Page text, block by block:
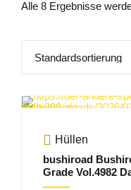
Alle 8 Ergebnisse
Hüllen
bushiroad
Grade Vol.4982